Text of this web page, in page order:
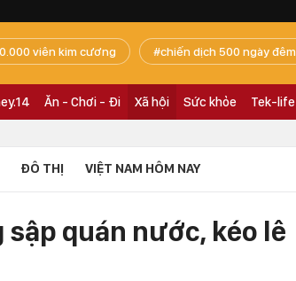
viên kim cương chiến dịch 500 ngày đêm
Ăn - Chơi - Đi Xã hội Sức khỏe Tek-life
ĐÔ THỊ VIỆT NAM HÔM NAY
quán nước, kéo lê